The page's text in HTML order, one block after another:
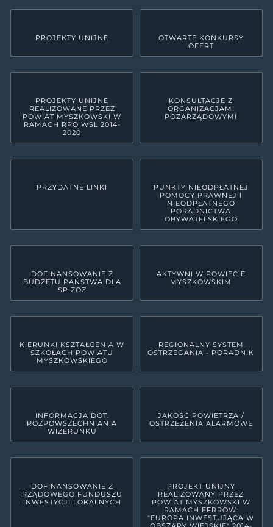
PROJEKTY UNIJNE
OTWARTE KONKURSY
OFERT
PROJEKTY UNIJNE
REALIZOWANE PRZEZ
POWIAT MYSZKOWSKI W
RAMACH RPO WSL 2014-
2020
KONSULTACJE Z
ORGANIZACJAMI
POZARZĄDOWYMI
PRZYDATNE LINKI
PUNKTY NIEODPŁATNEJ
POMOCY PRAWNEJ I
NIEODPŁATNEGO
PORADNICTWA
OBYWATELSKIEGO
DOFINANSOWANIE Z
BUDŻETU PAŃSTWA DLA
SP ZOZ
AKTYWNI W POWIECIE
MYSZKOWSKIM
KIERUNKI KSZTAŁCENIA W
SZKOŁACH POWIATU
MYSZKOWSKIEGO
REGIONALNY SYSTEM
OSTRZEGANIA - PORADNIK
INFORMACJA DOT.
ROZPOWSZECHNIANIA
WIZERUNKU
JAKOŚĆ POWIETRZA /
OSTRZEŻENIA ALARMOWE
DOFINANSOWANIE Z
RZĄDOWEGO FUNDUSZU
INWESTYCJI LOKALNYCH
PROJEKT UNIJNY
REALIZOWANY PRZEZ
POWIAT MYSZKOWSKI W
RAMACH EFRROW:
"EUROPA INWESTUJĄCA W